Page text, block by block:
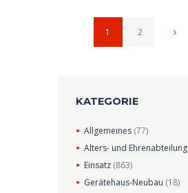
1 2
KATEGORIE
Allgemeines (77)
Alters- und Ehrenabteilung
Einsatz (863)
Gerätehaus-Neubau (18)